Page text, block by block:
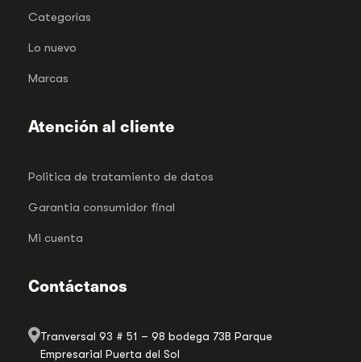
Categorías
Lo nuevo
Marcas
Atención al cliente
Politica de tratamiento de datos
Garantia consumidor final
Mi cuenta
Contáctanos
Tranversal 93 # 51 – 98 bodega 73B Parque
Empresarial Puerta del Sol